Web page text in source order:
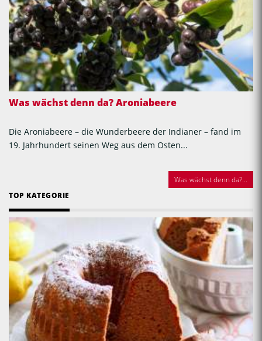
Was wächst denn da? Aroniabeere
Die Aroniabeere – die Wunderbeere der Indianer – fand im
19. Jahrhundert seinen Weg aus dem Osten...
Was wächst denn da?...
TOP KATEGORIE